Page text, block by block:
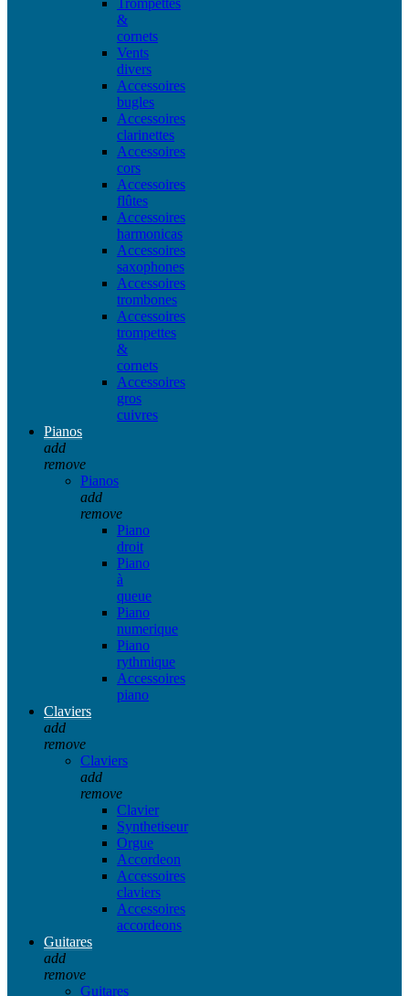
&
cornets
Vents
divers
Accessoires
bugles
Accessoires
clarinettes
Accessoires
cors
Accessoires
flûtes
Accessoires
harmonicas
Accessoires
saxophones
Accessoires
trombones
Accessoires
trompettes
&
cornets
Accessoires
gros
cuivres
Pianos
add
remove
Pianos
add
remove
Piano
droit
Piano
à
queue
Piano
numerique
Piano
rythmique
Accessoires
piano
Claviers
add
remove
Claviers
add
remove
Clavier
Synthetiseur
Orgue
Accordeon
Accessoires
claviers
Accessoires
accordeons
Guitares
add
remove
Guitares